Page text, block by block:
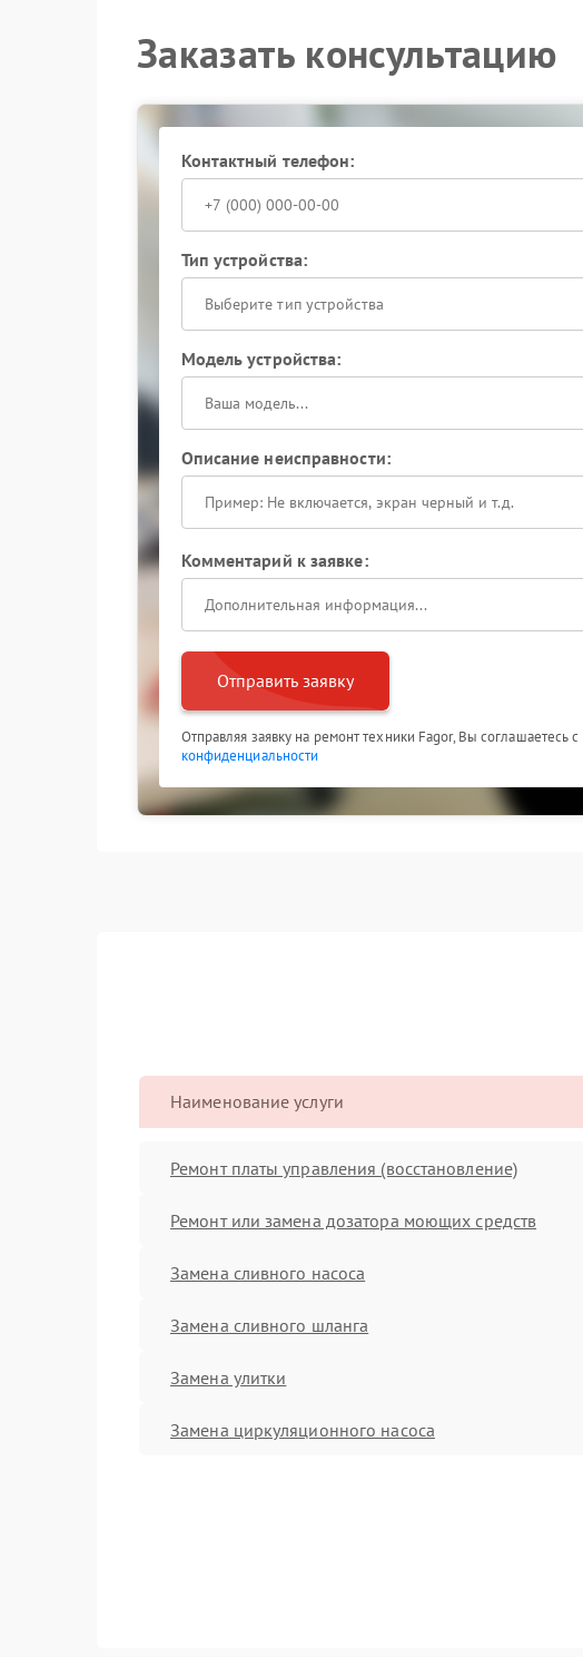
Заказать консультацию
Контактный телефон:
Тип устройства:
Выберите тип устройства
Модель устройства:
Описание неисправности:
Комментарий к заявке:
Отправить заявку
Отправляя заявку на ремонт техники Fagor, Вы соглашаетесь с
конфиденциальности
Наименование услуги
Ремонт платы управления (восстановление)
Ремонт или замена дозатора моющих средств
Замена сливного насоса
Замена сливного шланга
Замена улитки
Замена циркуляционного насоса